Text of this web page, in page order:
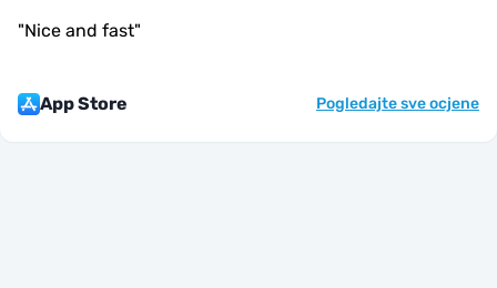
"Nice and fast"
App Store Pogledajte sve ocjene